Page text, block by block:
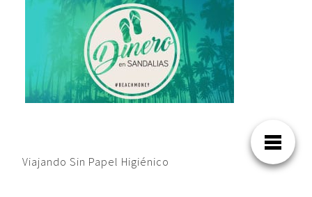
Viajando Sin Papel Higiénico